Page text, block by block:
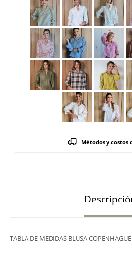
Métodos y costos
TABLA DE MEDIDAS BLUSA